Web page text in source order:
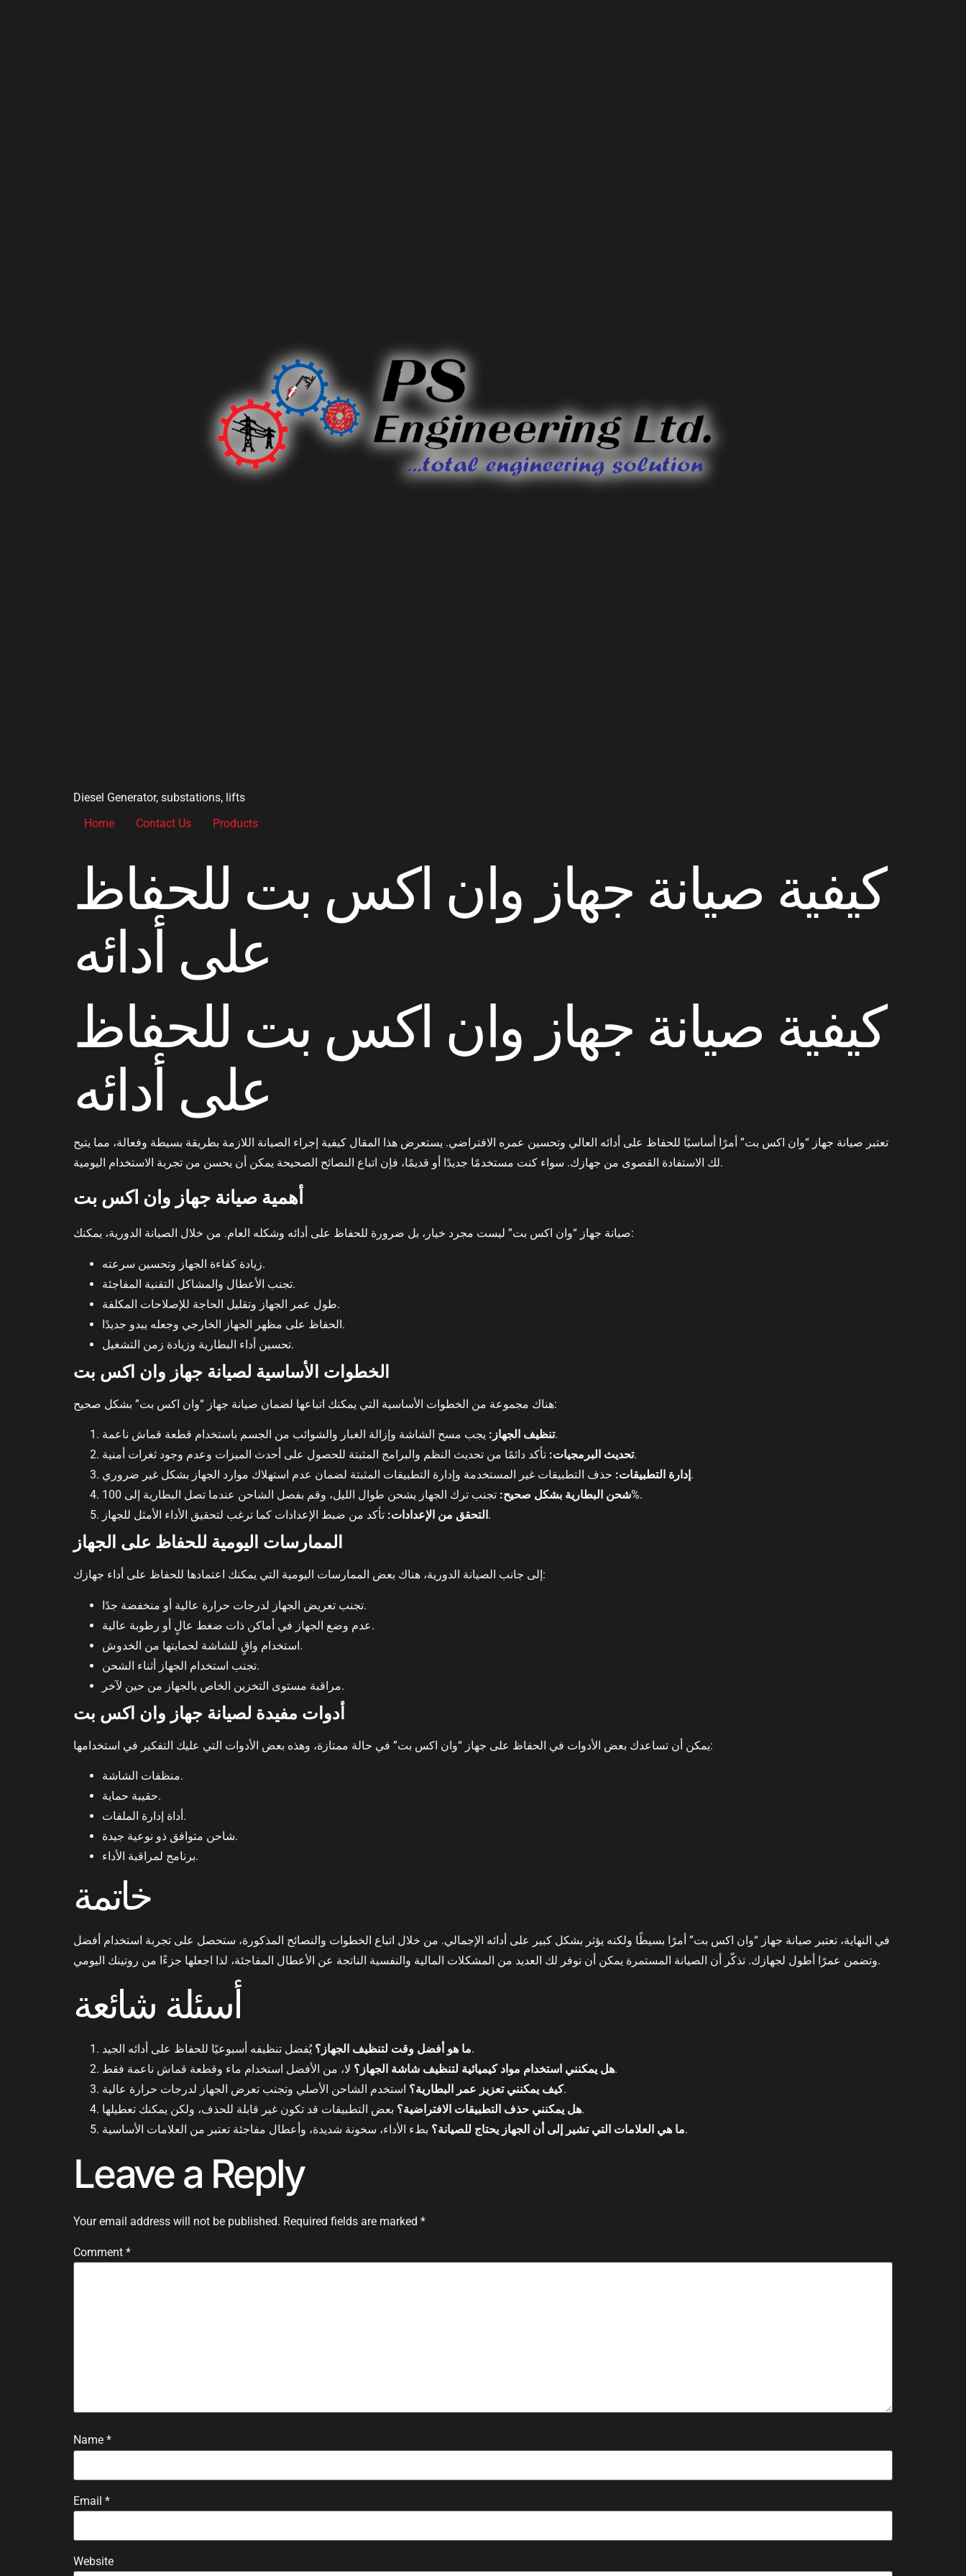
Diesel Generator, substations, lifts
Home
Contact Us Products
كيفية صيانة جهاز وان اكس بت للحفاظ
على أدائه
كيفية صيانة جهاز وان اكس بت للحفاظ
على أدائه
تعتبر صيانة جهاز “وان اكس بت” أمرًا أساسيًا للحفاظ على أدائه العالي وتحسين عمره الافتراضي. يستعرض هذا المقال كيفية إجراء الصيانة اللازمة بطريقة بسيطة وفعالة، مما يتيح
لك الاستفادة القصوى من جهازك. سواء كنت مستخدمًا جديدًا أو قديمًا، فإن اتباع النصائح الصحيحة يمكن أن يحسن من تجربة الاستخدام اليومية.
أهمية صيانة جهاز وان اكس بت
صيانة جهاز “وان اكس بت” ليست مجرد خيار، بل ضرورة للحفاظ على أدائه وشكله العام. من خلال الصيانة الدورية، يمكنك:
زيادة كفاءة الجهاز وتحسين سرعته.
تجنب الأعطال والمشاكل التقنية المفاجئة.
طول عمر الجهاز وتقليل الحاجة للإصلاحات المكلفة.
الحفاظ على مظهر الجهاز الخارجي وجعله يبدو جديدًا.
تحسين أداء البطارية وزيادة زمن التشغيل.
الخطوات الأساسية لصيانة جهاز وان اكس بت
هناك مجموعة من الخطوات الأساسية التي يمكنك اتباعها لضمان صيانة جهاز “وان اكس بت” بشكل صحيح:
تنظيف الجهاز:يجب مسح الشاشة وإزالة الغبار والشوائب من الجسم باستخدام قطعة قماش ناعمة.
تحديث البرمجيات:تأكد دائمًا من تحديث النظم والبرامج المثبتة للحصول على أحدث الميزات وعدم وجود ثغرات أمنية.
إدارة التطبيقات:حذف التطبيقات غير المستخدمة وإدارة التطبيقات المثبتة لضمان عدم استهلاك موارد الجهاز بشكل غير ضروري.
شحن البطارية بشكل صحيح:تجنب ترك الجهاز يشحن طوال الليل، وقم بفصل الشاحن عندما تصل البطارية إلى 100%.
التحقق من الإعدادات: تأكد من ضبط الإعدادات كما ترغب لتحقيق الأداء الأمثل للجهاز.
الممارسات اليومية للحفاظ على الجهاز
إلى جانب الصيانة الدورية، هناك بعض الممارسات اليومية التي يمكنك اعتمادها للحفاظ على أداء جهازك:
تجنب تعريض الجهاز لدرجات حرارة عالية أو منخفضة جدًا.
عدم وضع الجهاز في أماكن ذات ضغط عالٍ أو رطوبة عالية.
استخدام واقٍ للشاشة لحمايتها من الخدوش.
تجنب استخدام الجهاز أثناء الشحن.
مراقبة مستوى التخزين الخاص بالجهاز من حين لآخر.
أدوات مفيدة لصيانة جهاز وان اكس بت
يمكن أن تساعدك بعض الأدوات في الحفاظ على جهاز “وان اكس بت” في حالة ممتازة، وهذه بعض الأدوات التي عليك التفكير في استخدامها:
منظفات الشاشة.
حقيبة حماية.
أداة إدارة الملفات.
شاحن متوافق ذو نوعية جيدة.
برنامج لمراقبة الأداء.
خاتمة
في النهاية، تعتبر صيانة جهاز “وان اكس بت” أمرًا بسيطًا ولكنه يؤثر بشكل كبير على أدائه الإجمالي. من خلال اتباع الخطوات والنصائح المذكورة، ستحصل على تجربة استخدام أفضل
وتضمن عمرًا أطول لجهازك. تذكّر أن الصيانة المستمرة يمكن أن توفر لك العديد من المشكلات المالية والنفسية الناتجة عن الأعطال المفاجئة، لذا اجعلها جزءًا من روتينك اليومي.
أسئلة شائعة
ما هو أفضل وقت لتنظيف الجهاز؟يُفضل تنظيفه أسبوعيًا للحفاظ على أدائه الجيد.
هل يمكنني استخدام مواد كيميائية لتنظيف شاشة الجهاز؟لا، من الأفضل استخدام ماء وقطعة قماش ناعمة فقط.
كيف يمكنني تعزيز عمر البطارية؟استخدم الشاحن الأصلي وتجنب تعرض الجهاز لدرجات حرارة عالية.
هل يمكنني حذف التطبيقات الافتراضية؟بعض التطبيقات قد تكون غير قابلة للحذف، ولكن يمكنك تعطيلها.
ما هي العلامات التي تشير إلى أن الجهاز يحتاج للصيانة؟بطء الأداء، سخونة شديدة، وأعطال مفاجئة تعتبر من العلامات الأساسية.
Leave a Reply
Your email address will not be published. Required fields are marked *
Comment *
Name *
Email *
Website